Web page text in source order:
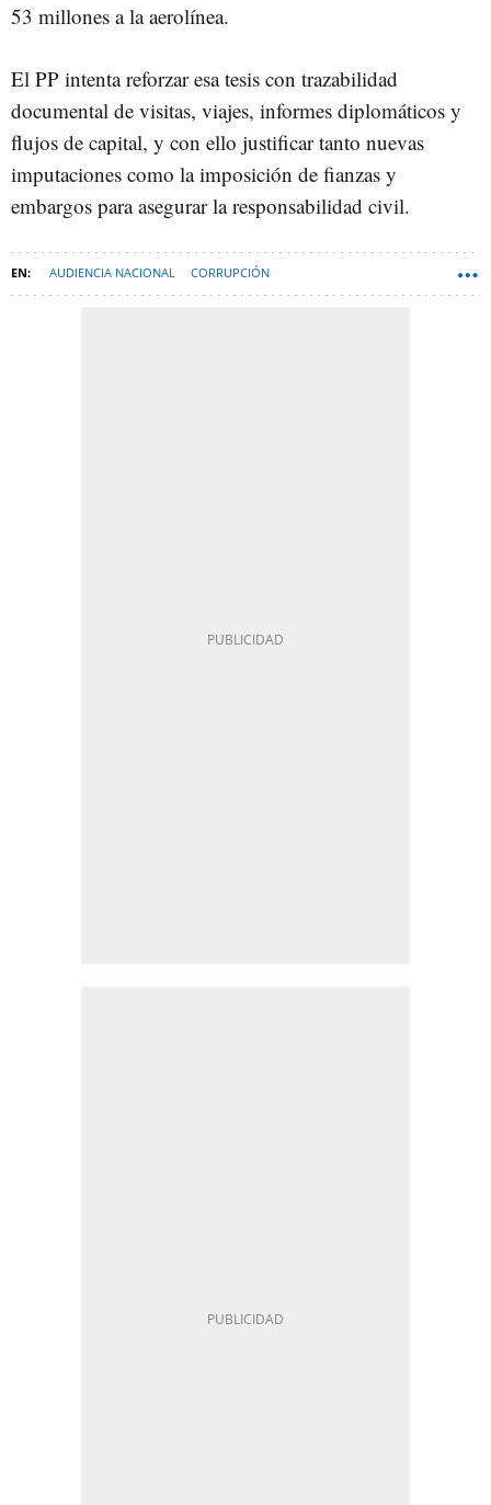
53 millones a la aerolínea.
El PP intenta reforzar esa tesis con trazabilidad
documental de visitas, viajes, informes diplomáticos y
flujos de capital, y con ello justificar tanto nuevas
imputaciones como la imposición de fianzas y
embargos para asegurar la responsabilidad civil.
AUDIENCIA NACIONAL CORRUPCIÓN